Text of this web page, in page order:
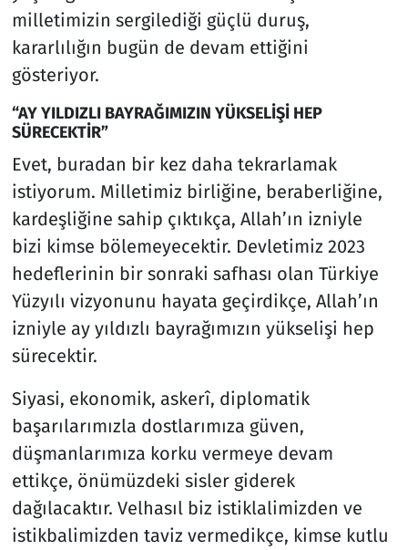
milletimizin sergilediği güçlü duruş,
kararlılığın bugün de devam ettiğini
gösteriyor.
“AY YILDIZLI BAYRAĞIMIZIN YÜKSELİŞİ HEP
SÜRECEKTİR”
Evet, buradan bir kez daha tekrarlamak
istiyorum. Milletimiz birliğine, beraberliğine,
kardeşliğine sahip çıktıkça, Allah’ın izniyle
bizi kimse bölemeyecektir. Devletimiz 2023
hedeflerinin bir sonraki safhası olan Türkiye
Yüzyılı vizyonunu hayata geçirdikçe, Allah’ın
izniyle ay yıldızlı bayrağımızın yükselişi hep
sürecektir.
Siyasi, ekonomik, askerî, diplomatik
başarılarımızla dostlarımıza güven,
düşmanlarımıza korku vermeye devam
ettikçe, önümüzdeki sisler giderek
dağılacaktır. Velhasıl biz istiklalimizden ve
istikbalimizden taviz vermedikçe, kimse kutlu